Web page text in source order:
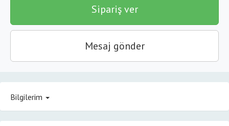
Sipariş ver
Mesaj gönder
Bilgilerim